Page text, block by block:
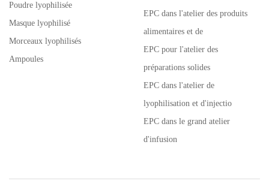
Poudre lyophilisée
Masque lyophilisé
Morceaux lyophilisés
Ampoules
EPC dans l'atelier des produits
alimentaires et de
EPC pour l'atelier des
préparations solides
EPC dans l'atelier de
lyophilisation et d'injectio
EPC dans le grand atelier
d'infusion